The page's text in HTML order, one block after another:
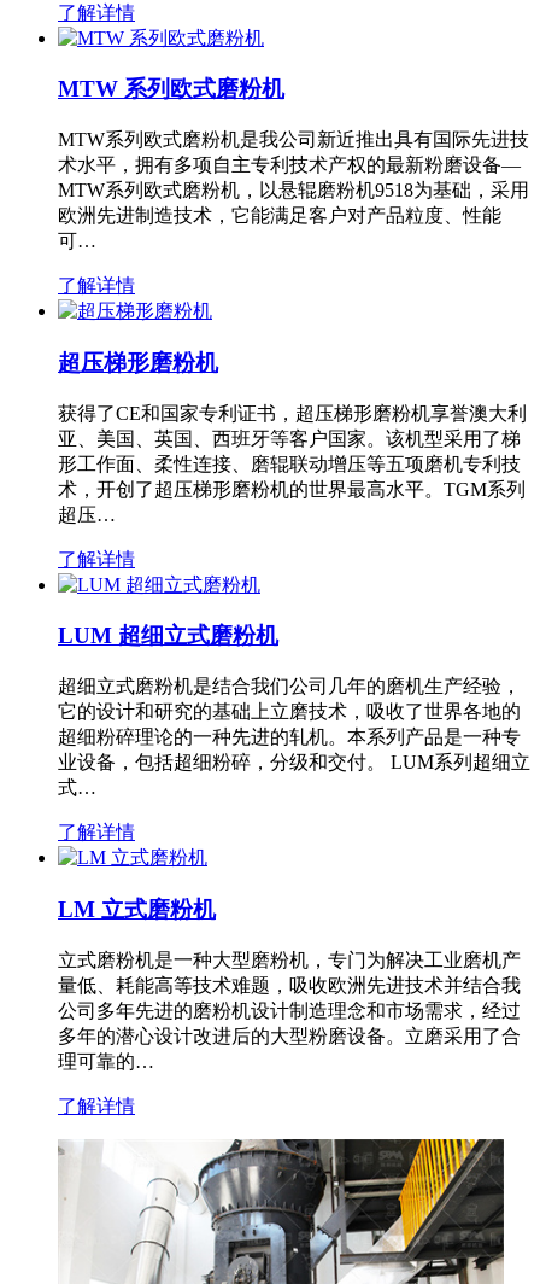
了解详情
MTW 系列欧式磨粉机
MTW系列欧式磨粉机是我公司新近推出具有国际先进技
术水平，拥有多项自主专利技术产权的最新粉磨设备—
MTW系列欧式磨粉机，以悬辊磨粉机9518为基础，采用
欧洲先进制造技术，它能满足客户对产品粒度、性能
可…
了解详情
超压梯形磨粉机
获得了CE和国家专利证书，超压梯形磨粉机享誉澳大利
亚、美国、英国、西班牙等客户国家。该机型采用了梯
形工作面、柔性连接、磨辊联动增压等五项磨机专利技
术，开创了超压梯形磨粉机的世界最高水平。TGM系列
超压…
了解详情
LUM 超细立式磨粉机
超细立式磨粉机是结合我们公司几年的磨机生产经验，
它的设计和研究的基础上立磨技术，吸收了世界各地的
超细粉碎理论的一种先进的轧机。本系列产品是一种专
业设备，包括超细粉碎，分级和交付。 LUM系列超细立
式…
了解详情
LM 立式磨粉机
立式磨粉机是一种大型磨粉机，专门为解决工业磨机产
量低、耗能高等技术难题，吸收欧洲先进技术并结合我
公司多年先进的磨粉机设计制造理念和市场需求，经过
多年的潜心设计改进后的大型粉磨设备。立磨采用了合
理可靠的…
了解详情